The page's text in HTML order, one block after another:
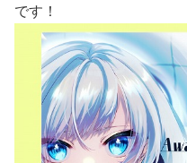
です！